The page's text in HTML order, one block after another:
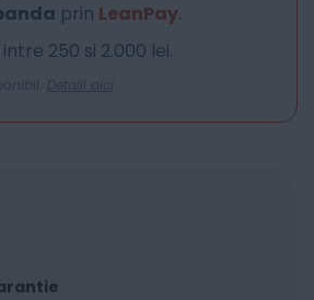
prin LeanPay.
250 si 2.000 lei.
Detalii aici